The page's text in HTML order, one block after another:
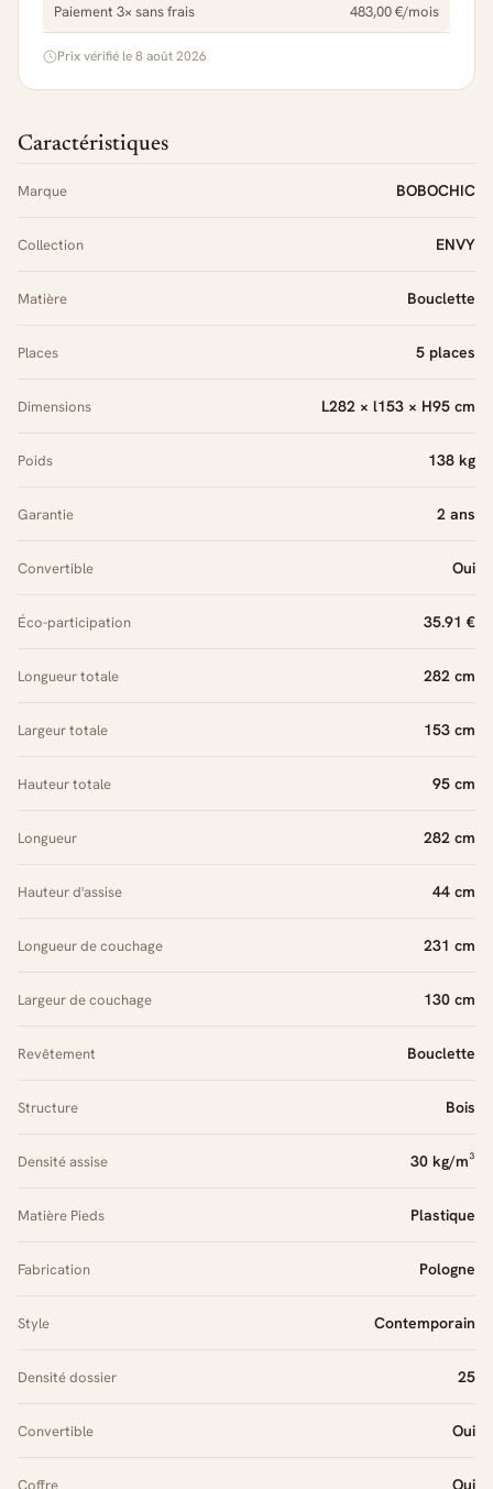
Paiement 3× sans frais 483,00 €/mois
Prix vérifié le 8 août 2026
Caractéristiques
Marque BOBOCHIC
Collection ENVY
Matière Bouclette
Places 5 places
Dimensions L282 × l153 × H95 cm
Poids 138 kg
Garantie 2 ans
Convertible Oui
Éco-participation 35.91 €
Longueur totale 282 cm
Largeur totale 153 cm
Hauteur totale 95 cm
Longueur 282 cm
Hauteur d'assise 44 cm
Longueur de couchage 231 cm
Largeur de couchage 130 cm
Revêtement Bouclette
Structure Bois
Densité assise 30 kg/m³
Matière Pieds Plastique
Fabrication Pologne
Style Contemporain
Densité dossier 25
Convertible Oui
Coffre Oui